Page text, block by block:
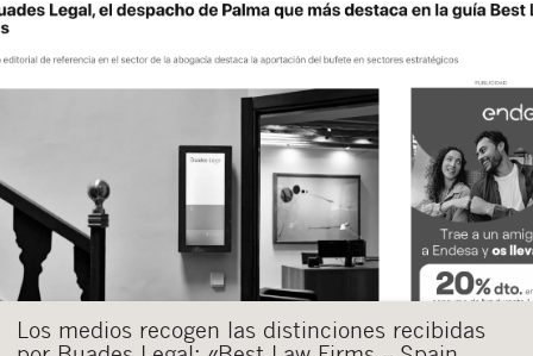
Los medios recogen las distinciones recibidas